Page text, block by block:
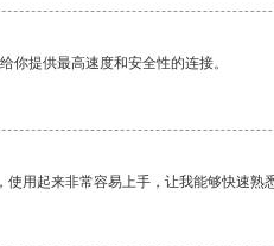
你提供最高速度和安全性的连接。
用起来非常容易上手，让我能够快速熟